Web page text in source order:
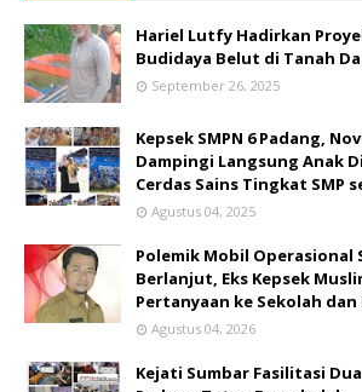
Hariel Lutfy Hadirkan
Budidaya Belut di Tanah
September 26, 2025
Kepsek SMPN 6 Padang,
Dampingi Langsung Anak
Cerdas Sains Tingkat SMP
Agustus 04, 2025
Polemik Mobil Operasional
Berlanjut, Eks Kepsek
Pertanyaan ke Sekolah
Agustus 04, 2026
Kejati Sumbar Fasilitasi